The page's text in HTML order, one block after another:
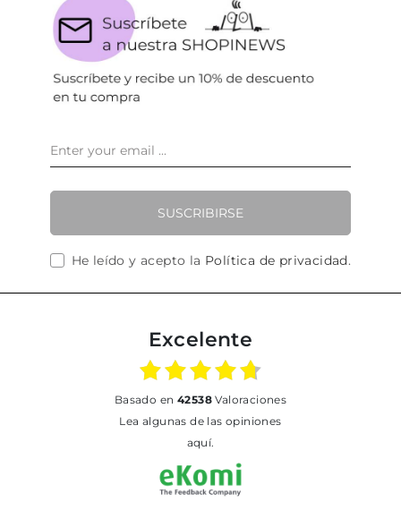
SUSCRIBIRSE
He leído y acepto la Política de privacidad.
Excelente
basado en 42538Valoraciones
Lea algunas de las opiniones
aquí.